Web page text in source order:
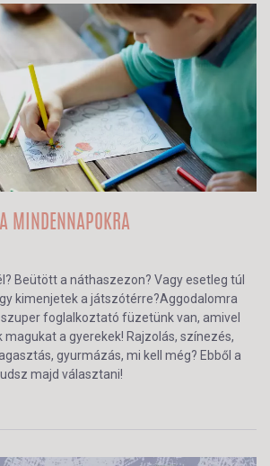
A MINDENNAPOKRA
Beütött a náthaszezon? Vagy esetleg túl
kimenjetek a játszótérre?Aggodalomra
foglalkoztató füzetünk van, amivel
magukat a gyerekek! Rajzolás, színezés,
gyurmázás, mi kell még? Ebből a
majd választani!